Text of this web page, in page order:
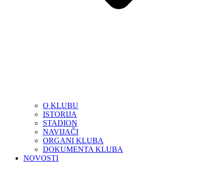
O KLUBU
ISTORIJA
STADION
NAVIJAČI
ORGANI KLUBA
DOKUMENTA KLUBA
NOVOSTI